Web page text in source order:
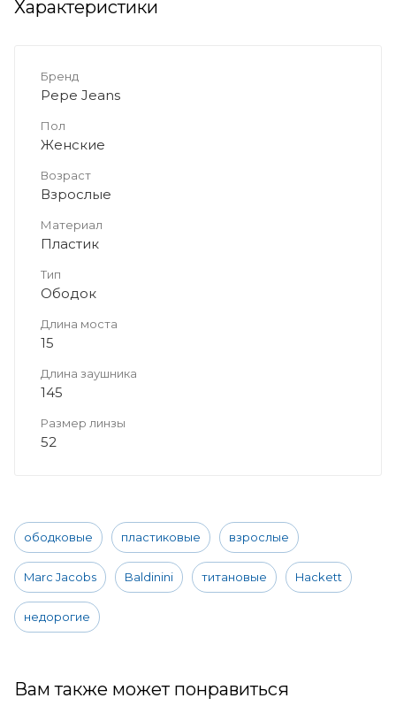
Характеристики
Бренд
Pepe Jeans
Пол
Женские
Возраст
Взрослые
Материал
Пластик
Тип
Ободок
Длина моста
15
Длина заушника
145
Размер линзы
52
ободковые пластиковые взрослые
Marc Jacobs Baldinini титановые Hackett
недорогие
Вам также может понравиться